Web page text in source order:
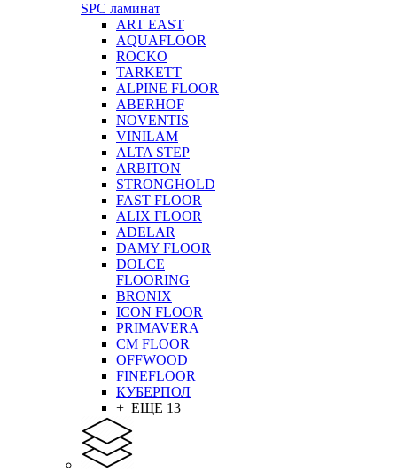
SPC ламинат
ART EAST
AQUAFLOOR
ROCKO
TARKETT
ALPINE FLOOR
ABERHOF
NOVENTIS
VINILAM
ALTA STEP
ARBITON
STRONGHOLD
FAST FLOOR
ALIX FLOOR
ADELAR
DAMY FLOOR
DOLCE
FLOORING
BRONIX
ICON FLOOR
PRIMAVERA
CM FLOOR
OFFWOOD
FINEFLOOR
КУБЕРПОЛ
+ ЕЩЕ 13